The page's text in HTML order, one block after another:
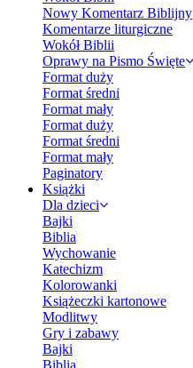
Nowy Komentarz Biblijny
Komentarze liturgiczne
Wokół Biblii
Oprawy na Pismo Święte
Format duży
Format średni
Format mały
Format duży
Format średni
Format mały
Paginatory
Książki
Dla dzieci
Bajki
Biblia
Wychowanie
Katechizm
Kolorowanki
Książeczki kartonowe
Modlitwy
Gry i zabawy
Bajki
Biblia